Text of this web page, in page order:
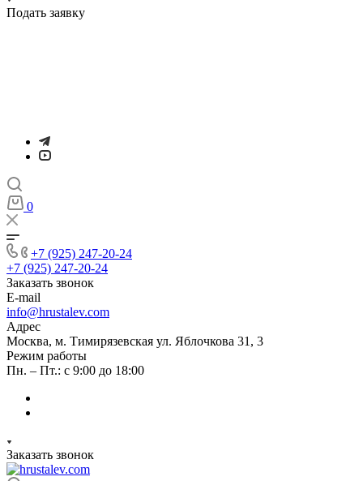
Подать заявку
0
+7 (925) 247-20-24
+7 (925) 247-20-24
Заказать звонок
E-mail
info@hrustalev.com
Адрес
Москва, м. Тимирязевская ул. Яблочкова 31, 3
Режим работы
Пн. – Пт.: с 9:00 до 18:00
Заказать звонок